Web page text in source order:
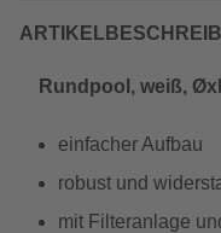
Rundpool, weiß,
einfacher Aufbau
robust und
mit Filteranlage